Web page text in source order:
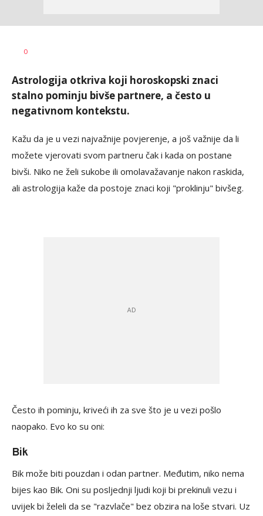
AUTOR
0
Astrologija otkriva koji horoskopski znaci
stalno pominju bivše partnere, a često u
negativnom kontekstu.
Kažu da je u vezi najvažnije povjerenje, a još važnije da li
možete vjerovati svom partneru čak i kada on postane
bivši. Niko ne želi sukobe ili omolavažavanje nakon raskida,
ali astrologija kaže da postoje znaci koji "proklinju" bivšeg.
Često ih pominju, kriveći ih za sve što je u vezi pošlo
naopako. Evo ko su oni:
Bik
Bik može biti pouzdan i odan partner. Međutim, niko nema
bijes kao Bik. Oni su posljednji ljudi koji bi prekinuli vezu i
uvijek bi želeli da se "razvlače" bez obzira na loše stvari. Uz